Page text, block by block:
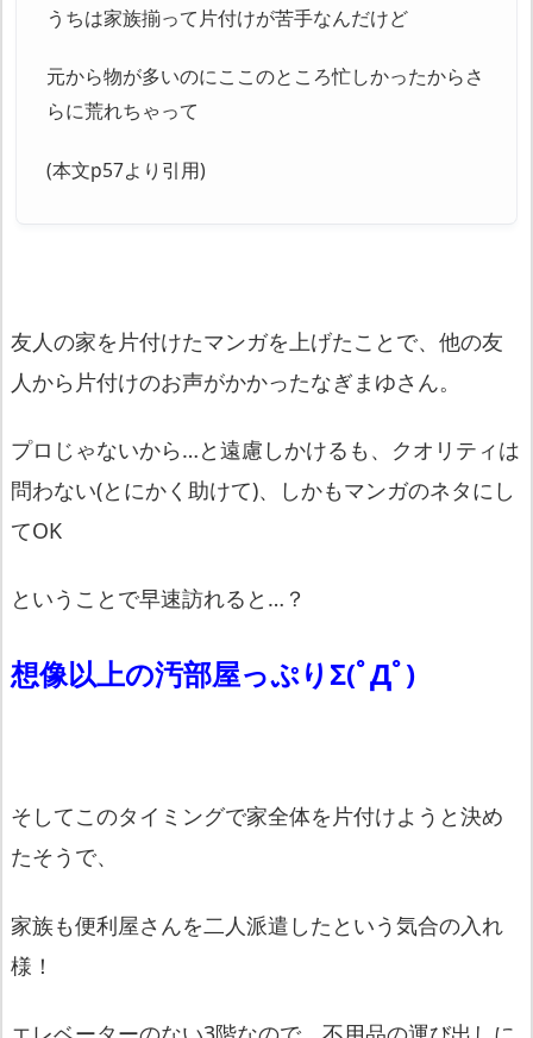
うちは家族揃って片付けが苦手なんだけど
元から物が多いのにここのところ忙しかったからさ
らに荒れちゃって
(本文p57より引用)
友人の家を片付けたマンガを上げたことで、 他の友
人から片付けのお声がかかったなぎまゆさん。
プロじゃないから…と遠慮しかけるも、クオリティは
問わない(とにかく助けて)、しかもマンガのネタにし
てOK
ということで早速訪れると…？
想像以上の汚部屋っぷりΣ(ﾟДﾟ)
そしてこのタイミングで家全体を片付けようと決め
たそうで、
家族も便利屋さんを二人派遣したという気合の入れ
様！